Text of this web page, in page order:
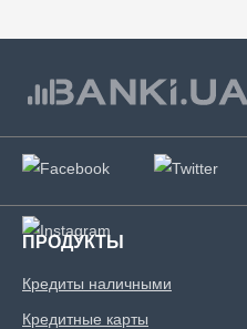
ПРОДУКТЫ
Кредиты наличными
Кредитные карты